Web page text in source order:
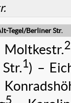
Tegel/Berliner Str.
2
1) –
5